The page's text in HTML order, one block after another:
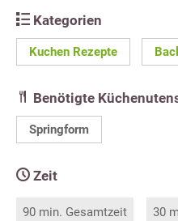
Kategorien
Kuchen Rezepte
Benötigte
Springform
Zeit
90 min. Gesamtzeit 30